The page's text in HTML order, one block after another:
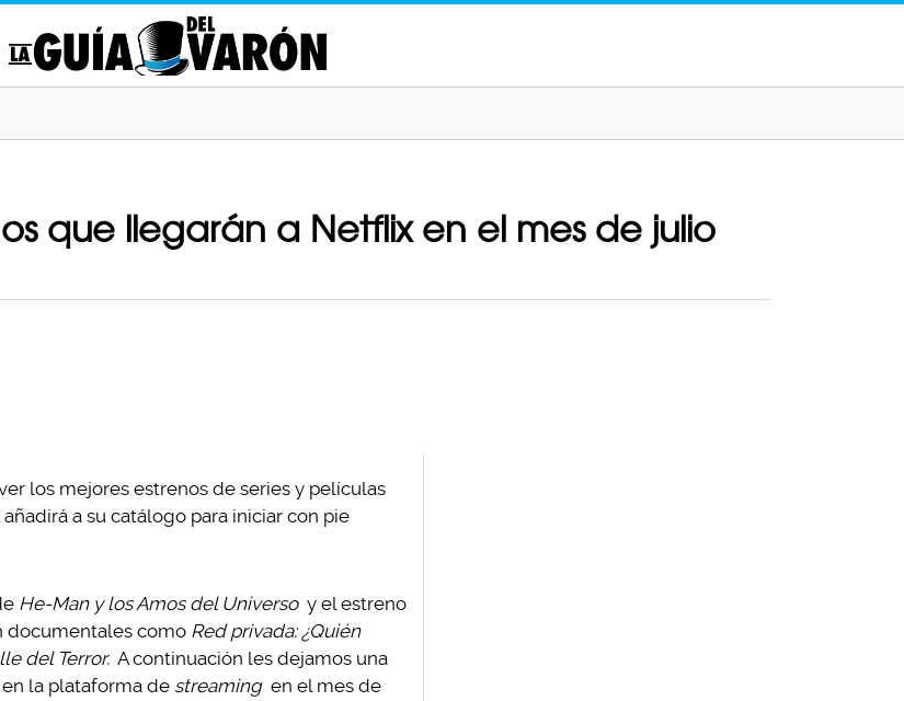
que llegarán a Netflix en el mes de julio
los mejores estrenos de series y películas
a su catálogo para iniciar con pie
He-Man y los Amos del Universo y el estreno
documentales como Red privada: ¿Quién
del Terror. A continuación les dejamos una
la plataforma de streaming en el mes de